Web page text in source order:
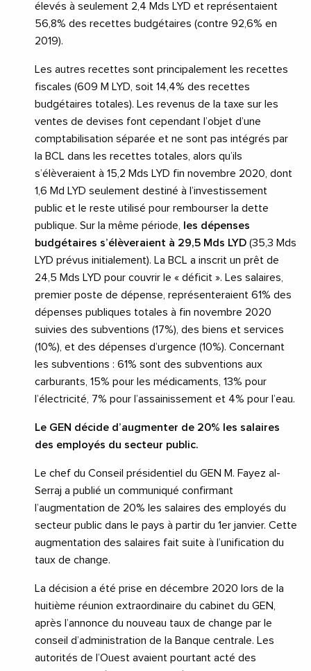
élevés à seulement 2,4 Mds LYD et représentaient
56,8% des recettes budgétaires (contre 92,6% en
2019).
Les autres recettes sont principalement les recettes
fiscales (609 M LYD, soit 14,4% des recettes
budgétaires totales). Les revenus de la taxe sur les
ventes de devises font cependant l’objet d’une
comptabilisation séparée et ne sont pas intégrés par
la BCL dans les recettes totales, alors qu’ils
s’élèveraient à 15,2 Mds LYD fin novembre 2020, dont
1,6 Md LYD seulement destiné à l’investissement
public et le reste utilisé pour rembourser la dette
publique. Sur la même période,
les dépenses
budgétaires s’élèveraient à 29,5 Mds LYD (35,3 Mds
LYD prévus initialement). La BCL a inscrit un prêt de
24,5 Mds LYD pour couvrir le « déficit ». Les salaires,
premier poste de dépense, représenteraient 61% des
dépenses publiques totales à fin novembre 2020
suivies des subventions (17%), des biens et services
(10%), et des dépenses d’urgence (10%). Concernant
les subventions : 61% sont des subventions aux
carburants, 15% pour les médicaments, 13% pour
l’électricité, 7% pour l’assainissement et 4% pour l’eau.
Le GEN décide d’augmenter de 20% les salaires
des employés du secteur public.
Le chef du Conseil présidentiel du GEN M. Fayez al-
Serraj a publié un communiqué confirmant
l’augmentation de 20% les salaires des employés du
secteur public dans le pays à partir du 1er janvier. Cette
augmentation des salaires fait suite à l’unification du
taux de change.
La décision a été prise en décembre 2020 lors de la
huitième réunion extraordinaire du cabinet du GEN,
après l’annonce du nouveau taux de change par le
conseil d’administration de la Banque centrale. Les
autorités de l’Ouest avaient pourtant acté des